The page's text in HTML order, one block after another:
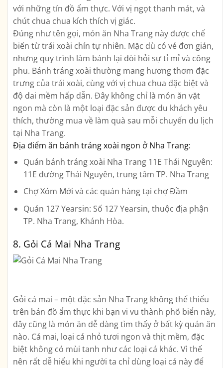
với những tín đồ ẩm thực. Với vị ngọt thanh mát, và
chút chua chua kích thích vị giác.
Đúng như tên gọi, món ăn Nha Trang này được chế
biến từ trái xoài chín tự nhiên. Mặc dù có vẻ đơn giản,
nhưng quy trình làm bánh lại đòi hỏi sự tỉ mỉ và công
phu. Bánh tráng xoài thường mang hương thơm đặc
trưng của trái xoài, cùng với vị chua chua đặc biệt và
độ dai mềm hấp dẫn. Đây không chỉ là món ăn vặt
ngon mà còn là một loại đặc sản được du khách yêu
thích, thường mua về làm quà sau mỗi chuyến du lịch
tại Nha Trang.
Địa điểm ăn bánh tráng xoài ngon ở Nha Trang:
Quán bánh tráng xoài Nha Trang 11E Thái Nguyên:
11E đường Thái Nguyên, trung tâm TP. Nha Trang
Chợ Xóm Mới và các quán hàng tại chợ Đầm
Quán 127 Yearsin: Số 127 Yearsin, thuộc địa phận
TP. Nha Trang, Khánh Hòa.
8. Gỏi Cá Mai Nha Trang
Gỏi cá mai – một đặc sản Nha Trang không thể thiếu
trên bản đồ ẩm thực khi bạn vi vu thành phố biển này,
đây cũng là món ăn dễ dàng tìm thấy ở bất kỳ quán ăn
nào. Cá mai, loại cá nhỏ tươi ngon và thịt mềm, đặc
biệt không có mùi tanh như các loại cá khác. Vì thế
nên rất dễ hiểu khi người ta chỉ dùng loại cá này để